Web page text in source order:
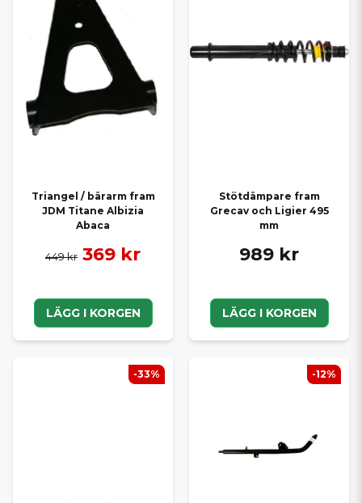
Triangel / bärarm fram
JDM Titane Albizia
Abaca
449 kr 369 kr
LÄGG I KORGEN
Stötdämpare fram
Grecav och Ligier 495
mm
989 kr
LÄGG I KORGEN
-33% -12%